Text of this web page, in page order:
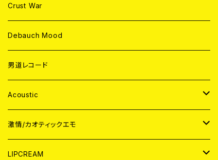
Crust War
Debauch Mood
男道レコード
Acoustic
JAPAN
CD
WORLD
激情/カオティックエモ
JAPAN
LIPCREAM